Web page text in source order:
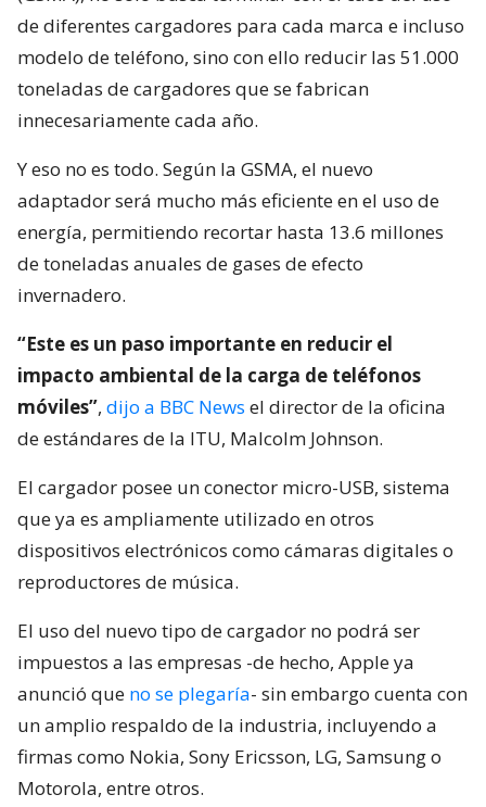
de diferentes cargadores para cada marca e incluso
modelo de teléfono, sino con ello reducir las 51.000
toneladas de cargadores que se fabrican
innecesariamente cada año.
Y eso no es todo. Según la GSMA, el nuevo
adaptador será mucho más eficiente en el uso de
energía, permitiendo recortar hasta 13.6 millones
de toneladas anuales de gases de efecto
invernadero.
“Este es un paso importante en reducir el
impacto ambiental de la carga de teléfonos
móviles”, dijo a BBC News el director de la oficina
de estándares de la ITU, Malcolm Johnson.
El cargador posee un conector micro-USB, sistema
que ya es ampliamente utilizado en otros
dispositivos electrónicos como cámaras digitales o
reproductores de música.
El uso del nuevo tipo de cargador no podrá ser
impuestos a las empresas -de hecho, Apple ya
anunció que no se plegaría- sin embargo cuenta con
un amplio respaldo de la industria, incluyendo a
firmas como Nokia, Sony Ericsson, LG, Samsung o
Motorola, entre otros.